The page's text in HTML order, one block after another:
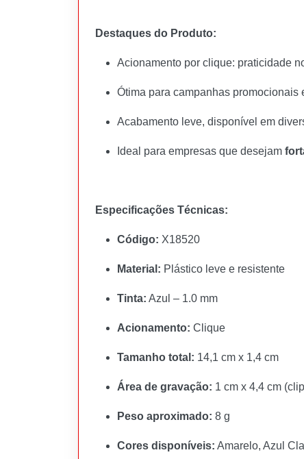
Destaques do Produto:
Acionamento por clique: praticidade
Ótima para campanhas promocionais
Acabamento leve, disponível em
Ideal para empresas que desejam
Especificações Técnicas:
Código: X18520
Material: Plástico leve e resistente
Tinta: Azul – 1.0 mm
Acionamento: Clique
Tamanho total: 14,1 cm x 1,4 cm
Área de gravação: 1 cm x 4,4 cm
Peso aproximado: 8 g
Cores disponíveis: Amarelo, Azul